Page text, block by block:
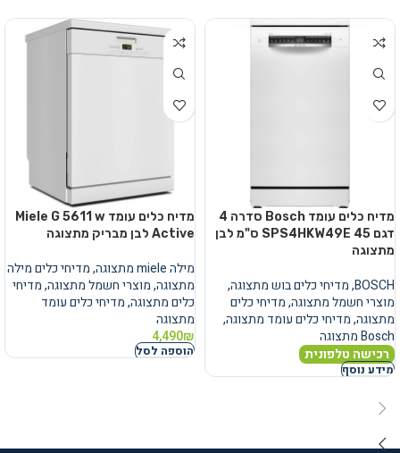
מדיח כלים עומד Bosch סדרה 4
דגם SPS4HKW49E 45 ס"מ לבן
מתצוגה
BOSCH
,מדיחי כלים בוש מתצוגה,
מוצרי חשמל מתצוגה,מדיחי כלים
מתצוגה,מדיחי כלים עומד מתצוגה,
Bosch מתצוגה
רכישה טלפונית
מידע נוסף
מדיח כלים עומד Miele G 5611 w
Active לבן מבריק מתצוגה
מילה miele מתצוגה ,מדיחי כלים מילה
מתצוגה,מוצרי חשמל מתצוגה,מדיחי
כלים מתצוגה,מדיחי כלים עומד
מתצוגה
4,490₪
הוספה לסל